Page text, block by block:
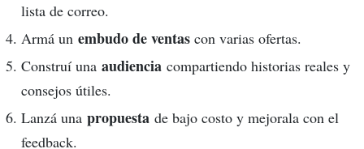
lista de correo.
Armá un embudo de ventas con varias ofertas.
Construí una audiencia compartiendo historias reales y
consejos útiles.
Lanzá una propuesta de bajo costo y mejorala con el
feedback.